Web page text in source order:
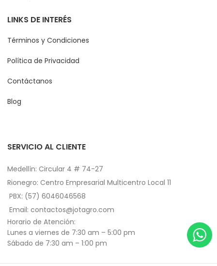
LINKS DE INTERÉS
Términos y Condiciones
Política de Privacidad
Contáctanos
Blog
SERVICIO AL CLIENTE
Medellín: Circular 4 # 74-27
Rionegro: Centro Empresarial Multicentro Local 11
PBX: (57) 6046046568
Email: contactos@jotagro.com
Horario de Atención:
Lunes a viernes de 7:30 am – 5:00 pm
Sábado de 7:30 am – 1:00 pm